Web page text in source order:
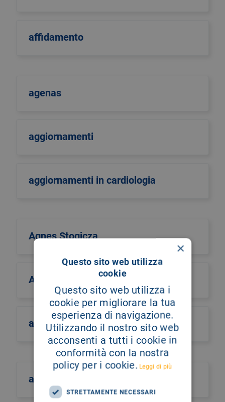
affidamento
agenas
aggiornamenti
aggiornamenti in cardiologia
Agnes Stogicza
Agnese Barcia
agostino calatabiano
agrigento
×
Questo sito web utilizza
cookie
Questo sito web utilizza i
cookie per migliorare la tua
esperienza di navigazione.
Utilizzando il nostro sito web
acconsenti a tutti i cookie in
conformità con la nostra
policy per i cookie. Leggi di più
STRETTAMENTE NECESSARI